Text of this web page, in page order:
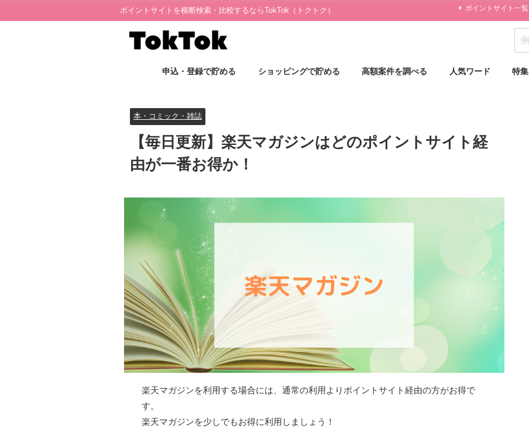
ポイントサイトを横断検索・比較するならTokTok（トクトク） ポイントサイト一覧
申込・登録で貯める ショッピングで貯める 高額案件を調べる 人気ワード 特集
本・コミック・雑誌
【毎日更新】楽天マガジンはどのポイントサイト経
由が一番お得か！
楽天マガジン を利用する場合には、通常の利用より ポイントサイト経由の方がお得で
す。
楽天マガジン を少しでもお得に利用しましょう！